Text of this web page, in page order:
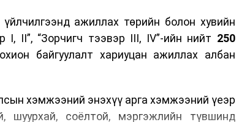
ажиллах төрийн болон хувийн
I, II”, “Зорчигч тээвэр III, IV”-ийн нийт 250
байгуулалт хариуцан ажиллах албан
хэмжээний энэхүү арга хэмжээний үеэр
шуурхай, соёлтой, мэргэжлийн түвшинд